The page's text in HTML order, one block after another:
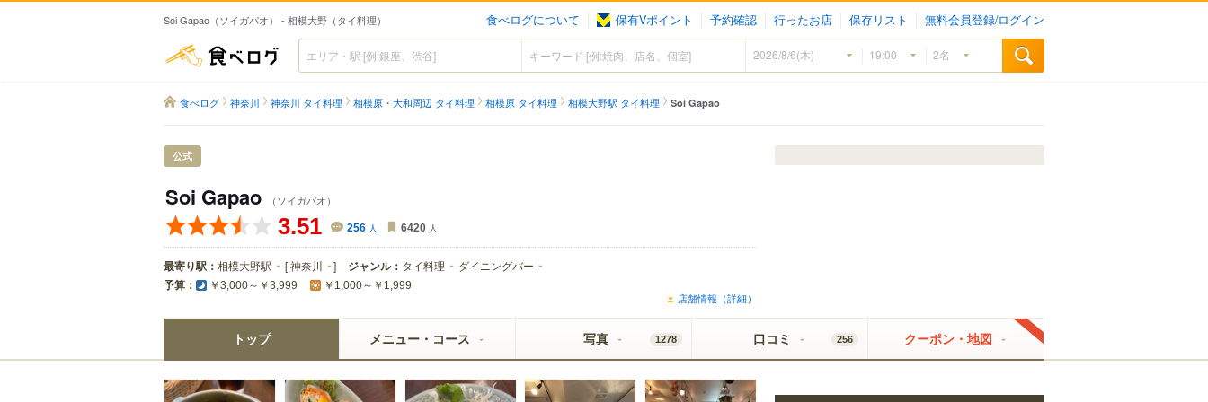
Soi Gapao（ソイガパオ） - 相模大野（タイ料理） 食べログについて 保有Vポイント 予約確認 行ったお店 保存リスト 無料会員登録/ログイン
食べログ
食べログ 神奈川 神奈川 タイ料理 相模原・大和周辺 タイ料理 相模原 タイ料理 相模大野駅 タイ料理 Soi Gapao
公式
Soi Gapao （ソイガパオ）
3.51 256 人 6420 人
最寄り駅： 相模大野駅 [神奈川 ] ジャンル： タイ料理 ダイニングバー
予算： ￥3,000～￥3,999 ￥1,000～￥1,999
店舗情報（詳細）
トップ メニュー・コース 写真 1278 口コミ 256 クーポン・地図